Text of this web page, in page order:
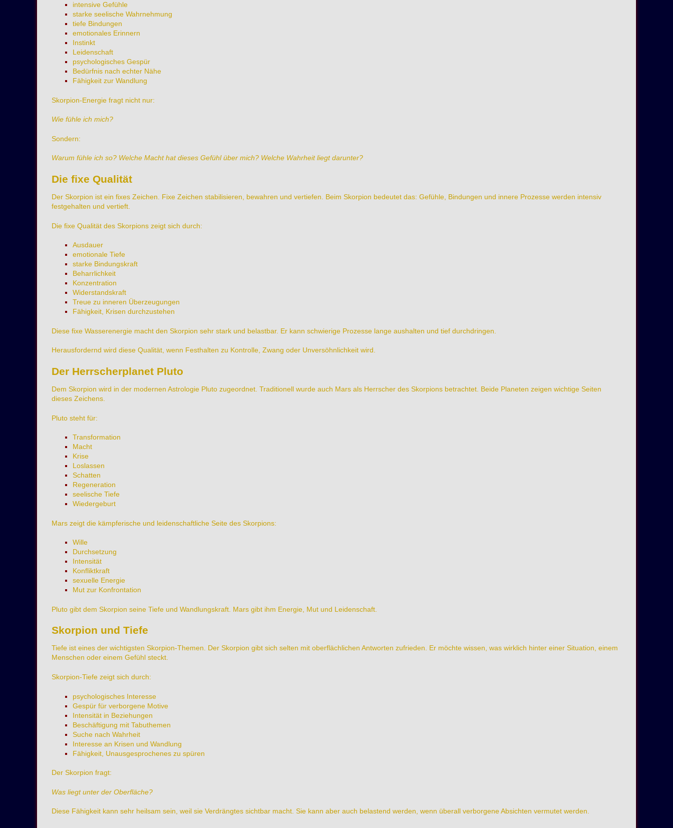
intensive Gefühle
starke seelische Wahrnehmung
tiefe Bindungen
emotionales Erinnern
Instinkt
Leidenschaft
psychologisches Gespür
Bedürfnis nach echter Nähe
Fähigkeit zur Wandlung
Skorpion-Energie fragt nicht nur:
Wie fühle ich mich?
Sondern:
Warum fühle ich so? Welche Macht hat dieses Gefühl über mich? Welche Wahrheit liegt darunter?
Die fixe Qualität
Der Skorpion ist ein fixes Zeichen. Fixe Zeichen stabilisieren, bewahren und vertiefen. Beim Skorpion bedeutet das: Gefühle, Bindungen und innere Prozesse werden intensiv
festgehalten und vertieft.
Die fixe Qualität des Skorpions zeigt sich durch:
Ausdauer
emotionale Tiefe
starke Bindungskraft
Beharrlichkeit
Konzentration
Widerstandskraft
Treue zu inneren Überzeugungen
Fähigkeit, Krisen durchzustehen
Diese fixe Wasserenergie macht den Skorpion sehr stark und belastbar. Er kann schwierige Prozesse lange aushalten und tief durchdringen.
Herausfordernd wird diese Qualität, wenn Festhalten zu Kontrolle, Zwang oder Unversöhnlichkeit wird.
Der Herrscherplanet Pluto
Dem Skorpion wird in der modernen Astrologie Pluto zugeordnet. Traditionell wurde auch Mars als Herrscher des Skorpions betrachtet. Beide Planeten zeigen wichtige Seiten
dieses Zeichens.
Pluto steht für:
Transformation
Macht
Krise
Loslassen
Schatten
Regeneration
seelische Tiefe
Wiedergeburt
Mars zeigt die kämpferische und leidenschaftliche Seite des Skorpions:
Wille
Durchsetzung
Intensität
Konfliktkraft
sexuelle Energie
Mut zur Konfrontation
Pluto gibt dem Skorpion seine Tiefe und Wandlungskraft. Mars gibt ihm Energie, Mut und Leidenschaft.
Skorpion und Tiefe
Tiefe ist eines der wichtigsten Skorpion-Themen. Der Skorpion gibt sich selten mit oberflächlichen Antworten zufrieden. Er möchte wissen, was wirklich hinter einer Situation, einem
Menschen oder einem Gefühl steckt.
Skorpion-Tiefe zeigt sich durch:
psychologisches Interesse
Gespür für verborgene Motive
Intensität in Beziehungen
Beschäftigung mit Tabuthemen
Suche nach Wahrheit
Interesse an Krisen und Wandlung
Fähigkeit, Unausgesprochenes zu spüren
Der Skorpion fragt:
Was liegt unter der Oberfläche?
Diese Fähigkeit kann sehr heilsam sein, weil sie Verdrängtes sichtbar macht. Sie kann aber auch belastend werden, wenn überall verborgene Absichten vermutet werden.